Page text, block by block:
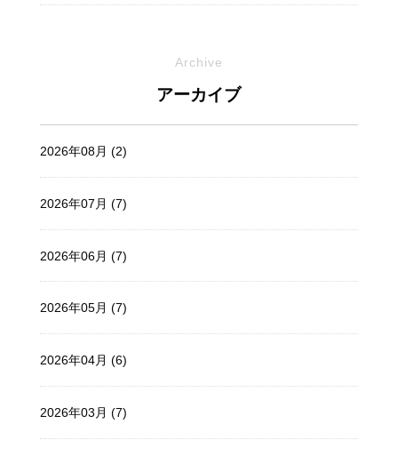
Archive
アーカイブ
2026年08月 (2)
2026年07月 (7)
2026年06月 (7)
2026年05月 (7)
2026年04月 (6)
2026年03月 (7)